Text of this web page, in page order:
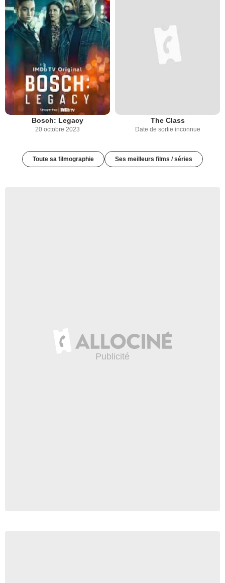
Bosch: Legacy
20 octobre 2023
The Class
Date de sortie inconnue
Toute sa filmographie Ses meilleurs films / séries